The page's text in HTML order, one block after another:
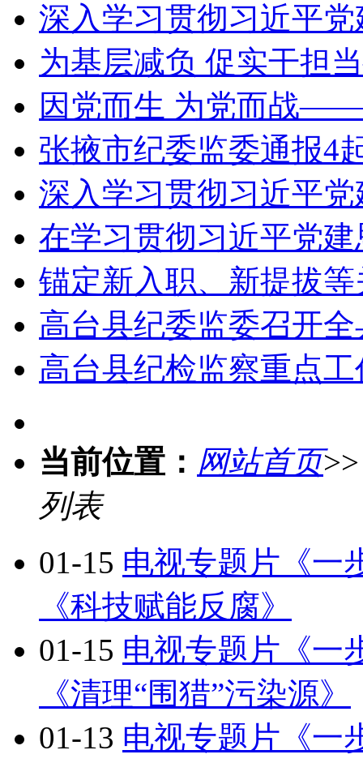
深入学习贯彻习近平
为基层减负 促实干
因党而生 为党而战
张掖市纪委监委通报4
深入学习贯彻习近平
在学习贯彻习近平党
锚定新入职、新提拔
高台县纪委监委召开
高台县纪检监察重点
当前位置： 网站首页
列表
01-15 电视专题片《一
《科技赋能反腐》
01-15 电视专题片《一
《清理“围猎”污染源》
01-13 电视专题片《一